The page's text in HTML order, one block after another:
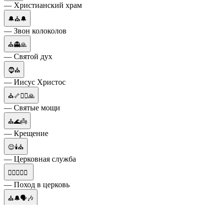
— Христианский храм
🔔⛪🔔
— Звон колоколов
⛪👻🙏
— Святой дух
🧔⛪
— Иисус Христос
⛪🦴🧎‍♂️🙏
— Святые мощи
⛪🌊👼
— Крещение
😌🕯⛪
— Церковная служба
🚶‍♂️🚶‍♀️⛪
— Поход в церковь
⛪🔔🗣🎶